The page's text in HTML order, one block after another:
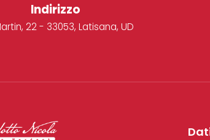
Indirizzo
22 - 33053, Latisana, UD